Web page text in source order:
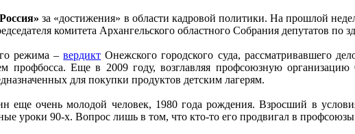
за «достижения» в области кадровой политики. На прошлой
комитета Архангельского областного Собрания депутатов
режима –вердикт Онежского городского суда, рассматривавшего
профбосса. Еще в 2009 году, возглавляя профсоюзную
для покупки продуктов детским лагерям.
еще очень молодой человек, 1980 года рождения. Взросший в
уроки 90-х. Вопрос лишь в том, что кто-то его продвигал в профсоюзы